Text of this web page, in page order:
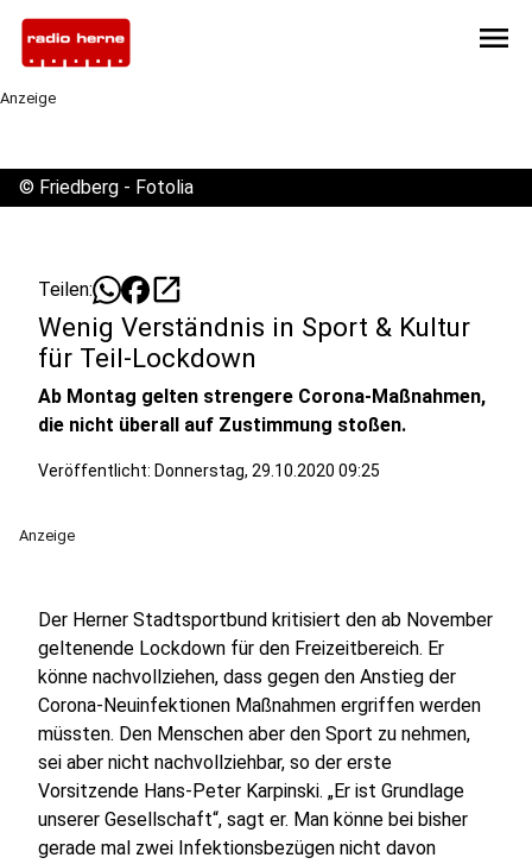
menu
Anzeige
© Friedberg - Fotolia
Teilen: open_in_new
Wenig Verständnis in Sport & Kultur
für Teil-Lockdown
Ab Montag gelten strengere Corona-Maßnahmen,
die nicht überall auf Zustimmung stoßen.
Veröffentlicht: Donnerstag, 29.10.2020 09:25
Anzeige
Der Herner Stadtsportbund kritisiert den ab November
geltenende Lockdown für den Freizeitbereich. Er
könne nachvollziehen, dass gegen den Anstieg der
Corona-Neuinfektionen Maßnahmen ergriffen werden
müssten. Den Menschen aber den Sport zu nehmen,
sei aber nicht nachvollziehbar, so der erste
Vorsitzende Hans-Peter Karpinski. „Er ist Grundlage
unserer Gesellschaft“, sagt er. Man könne bei bisher
gerade mal zwei Infektionsbezügen nicht davon